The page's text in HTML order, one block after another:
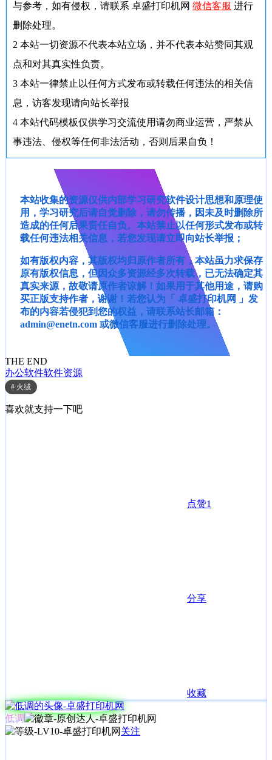
与参考，如有侵权，请联系 卓盛打印机网 微信客服 进行
删除处理。
2 本站一切资源不代表本站立场，并不代表本站赞同其观
点和对其真实性负责。
3 本站一律禁止以任何方式发布或转载任何违法的相关信
息，访客发现请向站长举报
4 本站代码模板仅供学习交流使用请勿商业运营，严禁从
事违法、侵权等任何非法活动，否则后果自负！
本站收集的资源仅供内部学习研究软件设计思想和原理使
用，学习研究后请自觉删除，请勿传播，因未及时删除所
造成的任何后果责任自负。本站禁止以任何形式发布或转
载任何违法相关信息，若您发现请立即向站长举报；
如有版权内容，其版权均归原作者所有，本站虽力求保存
原有版权信息，但因众多资源经多次转载，已无法确定其
真实来源，故敬请原作者谅解！如果用于其他用途，请购
买正版支持作者，谢谢！若您认为「 卓盛打印机网 」发
布的内容若侵犯到您的权益，请联系站长邮箱：
admin@enetn.com 或微信客服进行删除处理。
THE END
办公软件软件资源
# 火绒
喜欢就支持一下吧
点赞1
分享
收藏
低调
关注